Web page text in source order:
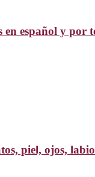
español y por
piel, ojos,